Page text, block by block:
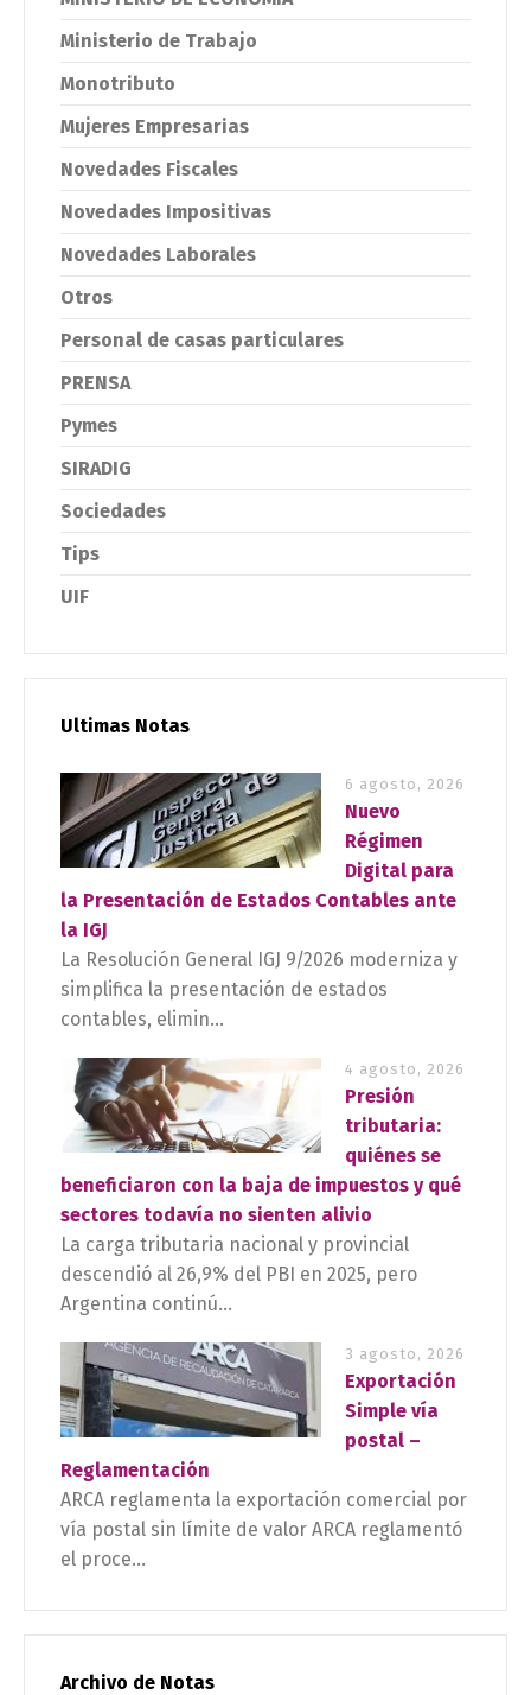
Ministerio de Trabajo
Monotributo
Mujeres Empresarias
Novedades Fiscales
Novedades Impositivas
Novedades Laborales
Otros
Personal de casas particulares
PRENSA
Pymes
SIRADIG
Sociedades
Tips
UIF
Ultimas Notas
6 agosto, 2026
Nuevo
Régimen
Digital para
la Presentación de Estados Contables ante
la IGJ
La Resolución General IGJ 9/2026 moderniza y
simplifica la presentación de estados
contables, elimin...
4 agosto, 2026
Presión
tributaria:
quiénes se
beneficiaron con la baja de impuestos y qué
sectores todavía no sienten alivio
La carga tributaria nacional y provincial
descendió al 26,9% del PBI en 2025, pero
Argentina continú...
3 agosto, 2026
Exportación
Simple vía
postal –
Reglamentación
ARCA reglamenta la exportación comercial por
vía postal sin límite de valor ARCA reglamentó
el proce...
Archivo de Notas